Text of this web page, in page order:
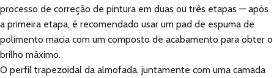
processo de correção de pintura em duas ou três etapas — após
a primeira etapa, é recomendado usar um pad de espuma de
polimento macia com um composto de acabamento para obter o
brilho máximo.
O perfil trapezoidal da almofada, juntamente com uma camada